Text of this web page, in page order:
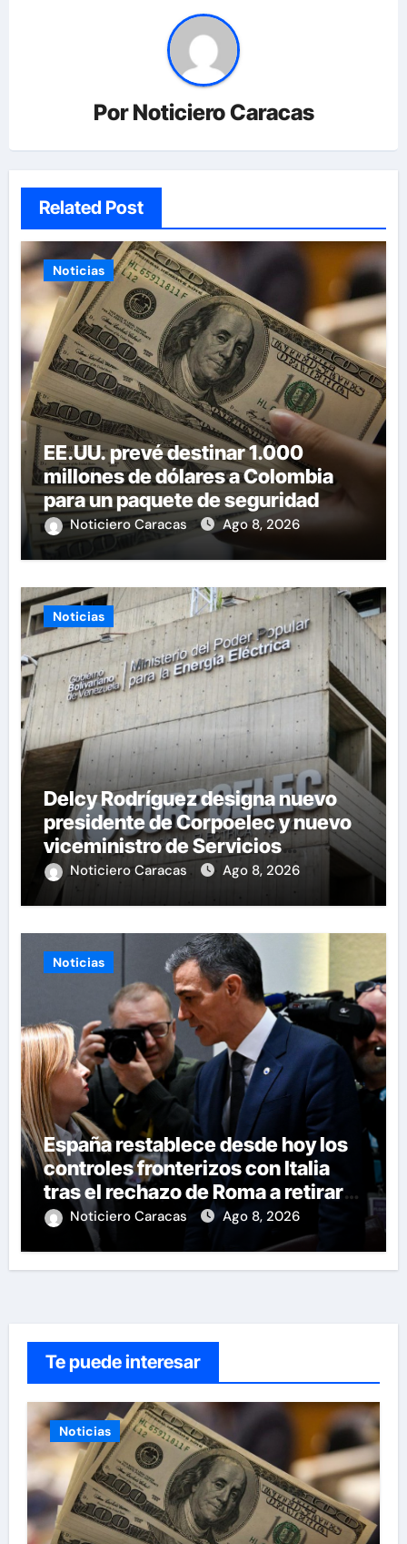
PorNoticiero Caracas
Related Post
Noticias
EE.UU. prevé destinar 1.000
millones de dólares a Colombia
para un paquete de seguridad
Noticiero Caracas Ago 8, 2026
Noticias
Delcy Rodríguez designa nuevo
presidente de Corpoelec y nuevo
viceministro de Servicios
Eléctricos
Noticiero Caracas Ago 8, 2026
Noticias
España restablece desde hoy los
controles fronterizos con Italia
tras el rechazo de Roma a retirar
las restricciones
Noticiero Caracas Ago 8, 2026
Te puede interesar
Noticias